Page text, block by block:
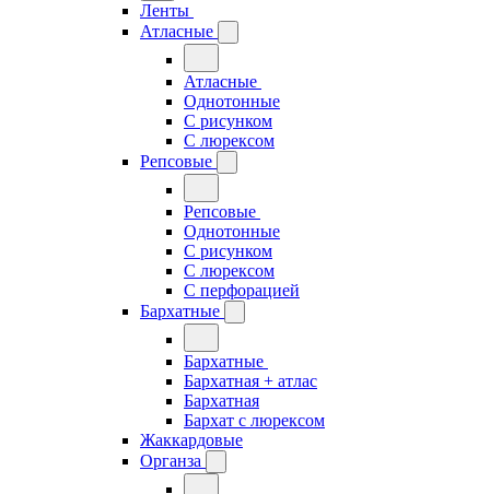
Ленты
Атласные
Атласные
Однотонные
С рисунком
С люрексом
Репсовые
Репсовые
Однотонные
С рисунком
С люрексом
С перфорацией
Бархатные
Бархатные
Бархатная + атлас
Бархатная
Бархат с люрексом
Жаккардовые
Органза